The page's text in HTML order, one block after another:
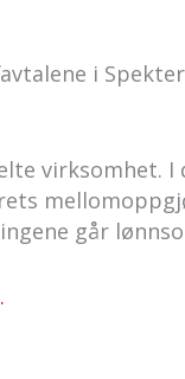
i
virksomhet. I
går